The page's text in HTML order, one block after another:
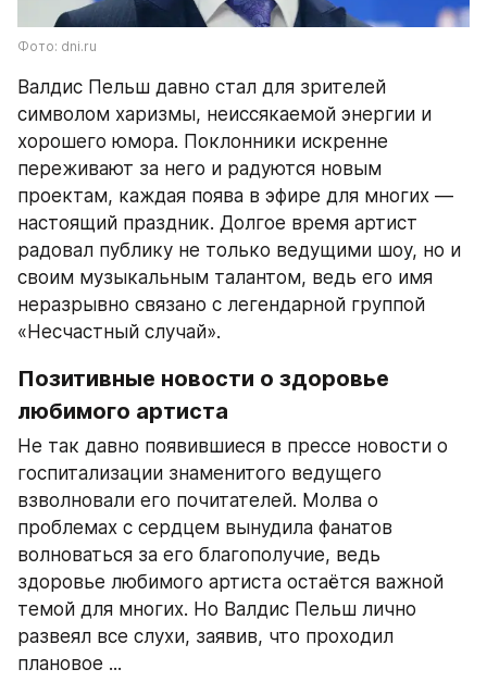
Фото: dni.ru
Валдис Пельш давно стал для зрителей
символом харизмы, неиссякаемой энергии и
хорошего юмора. Поклонники искренне
переживают за него и радуются новым
проектам, каждая поява в эфире для многих —
настоящий праздник. Долгое время артист
радовал публику не только ведущими шоу, но и
своим музыкальным талантом, ведь его имя
неразрывно связано с легендарной группой
«Несчастный случай».
Позитивные новости о здоровье
любимого артиста
Не так давно появившиеся в прессе новости о
госпитализации знаменитого ведущего
взволновали его почитателей. Молва о
проблемах с сердцем вынудила фанатов
волноваться за его благополучие, ведь
здоровье любимого артиста остаётся важной
темой для многих. Но Валдис Пельш лично
развеял все слухи, заявив, что проходил
плановое ...